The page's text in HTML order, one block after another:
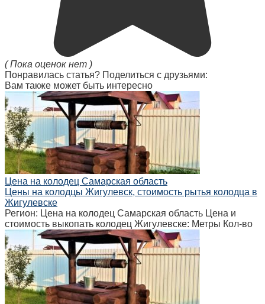
( Пока оценок нет )
Понравилась статья? Поделиться с друзьями:
Вам также может быть интересно
Цена на колодец Самарская область
Цены на колодцы Жигулевск, стоимость рытья колодца в
Жигулевске
Регион: Цена на колодец Самарская область Цена и
стоимость выкопать колодец Жигулевске: Метры Кол-во